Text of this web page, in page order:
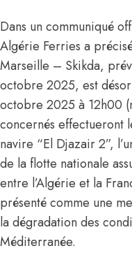
Dans un communiqué
Algérie Ferries a
Marseille – Skikda,
octobre 2025, est
octobre 2025 à 12h00
concernés effectueront
navire “El Djazair 2”,
de la flotte nationale
entre l’Algérie et la
présenté comme une
la dégradation des
Méditerranée.